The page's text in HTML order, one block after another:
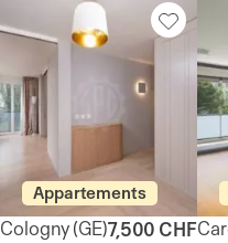
Appartements
Cologny(GE)7,500 CHF